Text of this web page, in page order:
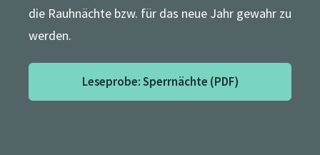
die Rauhnächte bzw. für das neue Jahr gewahr zu
werden.
Leseprobe: Sperrnächte (PDF)